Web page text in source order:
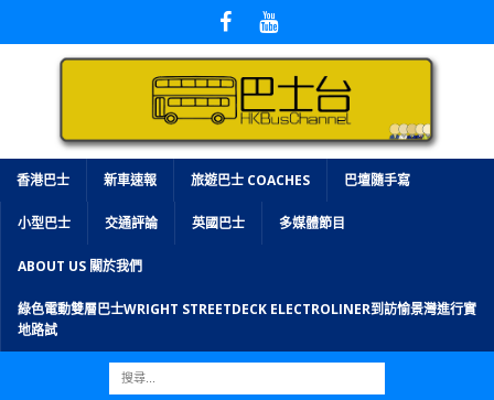
香港巴士 新車速報 旅遊巴士 COACHES 巴壇隨手寫
小型巴士 交通評論 英國巴士 多媒體節目
ABOUT US 關於我們
綠色電動雙層巴士WRIGHT STREETDECK ELECTROLINER到訪愉景灣進行實
地路試